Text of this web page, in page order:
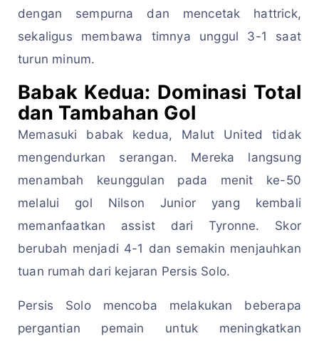
dengan sempurna dan mencetak hattrick,
sekaligus membawa timnya unggul 3-1 saat
turun minum.
Babak Kedua: Dominasi Total
dan Tambahan Gol
Memasuki babak kedua, Malut United tidak
mengendurkan serangan. Mereka langsung
menambah keunggulan pada menit ke-50
melalui gol Nilson Junior yang kembali
memanfaatkan assist dari Tyronne. Skor
berubah menjadi 4-1 dan semakin menjauhkan
tuan rumah dari kejaran Persis Solo.
Persis Solo mencoba melakukan beberapa
pergantian pemain untuk meningkatkan